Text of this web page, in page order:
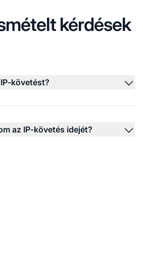
kérdések
követést?
az IP-követés idejét?